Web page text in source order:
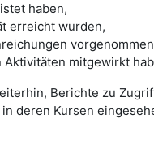
haben,
erreicht wurden,
mitgewirkt
Berichte zu
deren Kursen